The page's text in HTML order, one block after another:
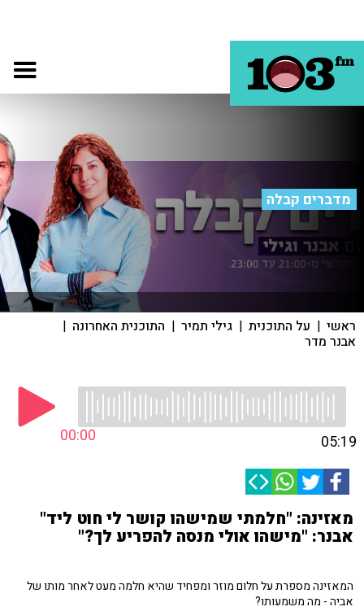
מדברים קבלה
ראשי | על התוכנית | גילי תמיר | התוכנית האחרונה |
אבנר מדר
00:00 05:19
מאזינה: "חלמתי שמישהו קושר לי חוט ליד"
אבנר: "מישהו אולי מנסה להפריע לך?"
המאזינה מספרת על חלום מוזר ומפחיד שהיא חלמה מעט לאחר מותו של
אביה - מה משמעותו?